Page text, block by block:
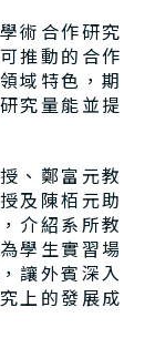
術合作研究
推動的合作
域特色，期
究量能並提
、鄭富元教
及陳栢元助
介紹系所教
學生實習場
讓外賓深入
上的發展成